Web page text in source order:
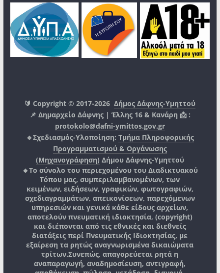
🔰 Copyright © 2017-2026Δήμος Δάφνης-Υμηττού
📌 Δημαρχείο Δάφνης | Έλλης 16 & Κανάρη 📩 :
protokolo@dafni-ymittos.gov.gr
🔹Σχεδιασμός-Υλοποίηση: Τμήμα Πληροφορικής
Προγραμματισμού & Οργάνωσης
(Μηχανογράφηση) Δήμου Δάφνης-Υμηττού
🔸Το σύνολο του περιεχομένου του Διαδικτυακού
Τόπου μας, συμπεριλαμβανομένων, των
κειμένων, ειδήσεων, γραφικών, φωτογραφιών,
σχεδιαγραμμάτων, απεικονίσεων, παρεχόμενων
υπηρεσιών και γενικά κάθε είδους αρχείων,
αποτελούν πνευματική ιδιοκτησία, (copyright)
και διέπονται από τις εθνικές και διεθνείς
διατάξεις περί Πνευματικής Ιδιοκτησίας, με
εξαίρεση τα ρητώς αναγνωρισμένα δικαιώματα
τρίτων.Συνεπώς, απαγορεύεται ρητά η
αναπαραγωγή, αναδημοσίευση, αντιγραφή,